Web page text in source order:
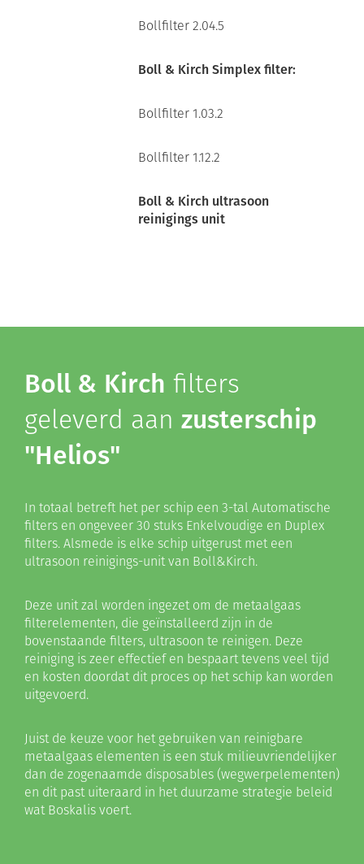
Bollfilter 2.04.5
Boll & Kirch Simplex filter:
Bollfilter 1.03.2
Bollfilter 1.12.2
Boll & Kirch ultrasoon
reinigings unit
Boll & Kirch filters
geleverd aan zusterschip
"Helios"
In totaal betreft het per schip een 3-tal Automatische
filters en ongeveer 30 stuks Enkelvoudige en Duplex
filters. Alsmede is elke schip uitgerust met een
ultrasoon reinigings-unit van Boll&Kirch.
Deze unit zal worden ingezet om de metaalgaas
filterelementen, die geïnstalleerd zijn in de
bovenstaande filters, ultrasoon te reinigen. Deze
reiniging is zeer effectief en bespaart tevens veel tijd
en kosten doordat dit proces op het schip kan worden
uitgevoerd.
Juist de keuze voor het gebruiken van reinigbare
metaalgaas elementen is een stuk milieuvriendelijker
dan de zogenaamde disposables (wegwerpelementen)
en dit past uiteraard in het duurzame strategie beleid
wat Boskalis voert.